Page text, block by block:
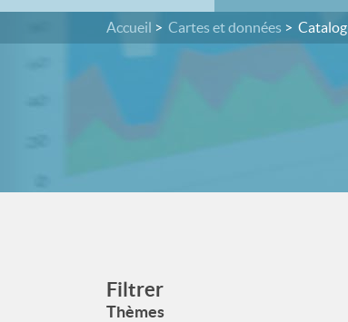
Accueil Cartes et données
Filtrer
Thèmes